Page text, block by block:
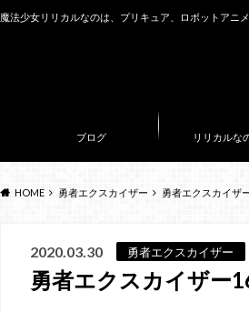
魔法少女リリカルなのは、プリキュア、ロボットアニ
ブログ リリカルな
HOME 勇者エクスカイザー 勇者エクスカイザ
2020.03.30 勇者エクスカイザー
勇者エクスカイザー